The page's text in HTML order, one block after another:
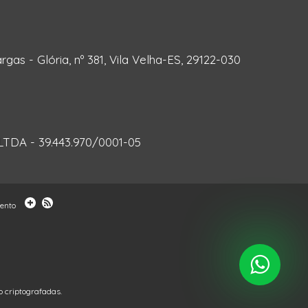
- Glória, nº 381, Vila Velha-ES, 29122-030
- 39.443.970/0001-05
criptografadas.